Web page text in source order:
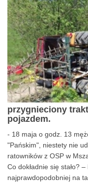
przygnieciony
pojazdem.
- 18 maja o godz. 13
"Pańskim", niestety nie
ratowników z OSP w
Co dokładnie się stało?